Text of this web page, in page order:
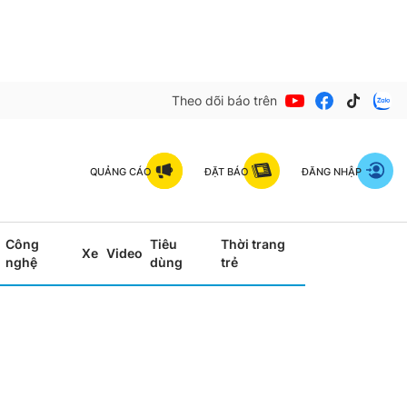
Theo dõi báo trên
QUẢNG CÁO ĐẶT BÁO ĐĂNG NHẬP
Công
nghệ
Xe Video
Tiêu
dùng
Thời trang
trẻ